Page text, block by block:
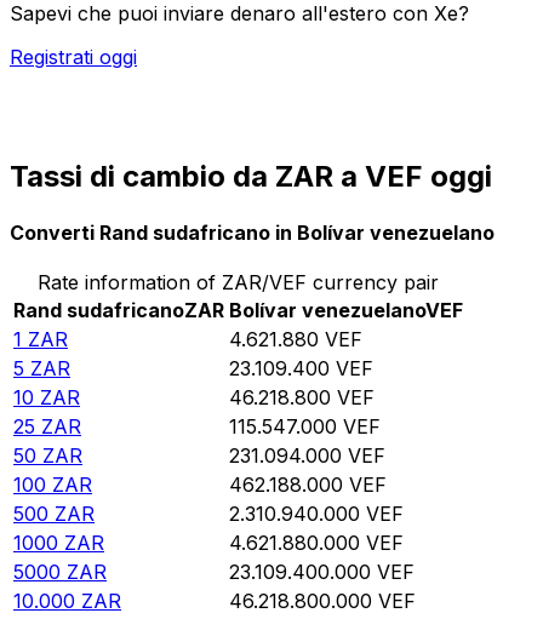
Sapevi che puoi inviare denaro all'estero con Xe?
Registrati oggi
Tassi di cambio da ZAR a VEF oggi
Converti Rand sudafricano in Bolívar venezuelano
Rate information of ZAR/VEF currency pair
Rand sudafricanoZAR Bolívar venezuelanoVEF
1 ZAR 4.621.880 VEF
5 ZAR 23.109.400 VEF
10 ZAR 46.218.800 VEF
25 ZAR 115.547.000 VEF
50 ZAR 231.094.000 VEF
100 ZAR 462.188.000 VEF
500 ZAR 2.310.940.000 VEF
1000 ZAR 4.621.880.000 VEF
5000 ZAR 23.109.400.000 VEF
10.000 ZAR 46.218.800.000 VEF